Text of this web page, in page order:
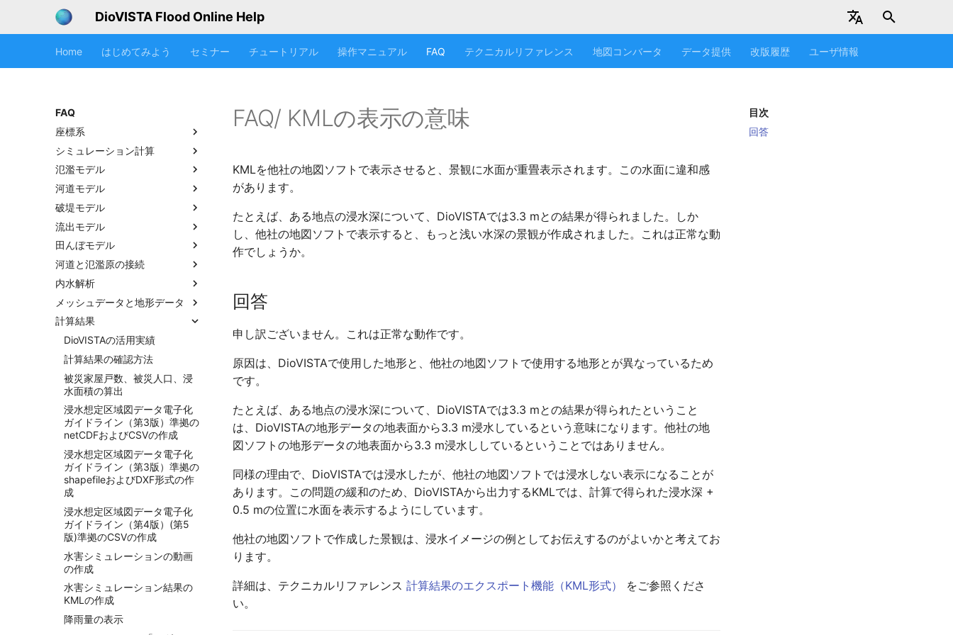
DioVISTA Flood Online Help
Japanese
Home はじめてみよう セミナー チュートリアル 操作マニュアル FAQ テクニカルリファレンス 地図コンバータ データ提供 改版履歴 ユーザ情報
FAQ
座標系
シミュレーション計算
氾濫モデル
河道モデル
破堤モデル
流出モデル
田んぼモデル
河道と氾濫原の接続
内水解析
メッシュデータと地形データ
計算結果
DioVISTAの活用実績
計算結果の確認方法
被災家屋戸数、被災人口、浸
水面積の算出
浸水想定区域図データ電子化
ガイドライン（第3版）準拠の
netCDFおよびCSVの作成
浸水想定区域図データ電子化
ガイドライン（第3版）準拠の
shapefileおよびDXF形式の作
成
浸水想定区域図データ電子化
ガイドライン（第4版）(第5
版)準拠のCSVの作成
水害シミュレーションの動画
の作成
水害シミュレーション結果の
KMLの作成
降雨量の表示
目次
回答
FAQ/ KMLの表示の意味
KMLを他社の地図ソフトで表示させると、景観に水面が重畳表示されます。この水面に違和感
があります。
たとえば、ある地点の浸水深について、DioVISTAでは3.3 mとの結果が得られました。しか
し、他社の地図ソフトで表示すると、もっと浅い水深の景観が作成されました。これは正常な動
作でしょうか。
回答
申し訳ございません。これは正常な動作です。
原因は、DioVISTAで使用した地形と、他社の地図ソフトで使用する地形とが異なっているため
です。
たとえば、ある地点の浸水深について、DioVISTAでは3.3 mとの結果が得られたということ
は、DioVISTAの地形データの地表面から3.3 m浸水しているという意味になります。他社の地
図ソフトの地形データの地表面から3.3 m浸水ししているということではありません。
同様の理由で、DioVISTAでは浸水したが、他社の地図ソフトでは浸水しない表示になることが
あります。この問題の緩和のため、DioVISTAから出力するKMLでは、計算で得られた浸水深 +
0.5 mの位置に水面を表示するようにしています。
他社の地図ソフトで作成した景観は、浸水イメージの例としてお伝えするのがよいかと考えてお
ります。
詳細は、テクニカルリファレンス 計算結果のエクスポート機能（KML形式）
をご参照くださ
い。